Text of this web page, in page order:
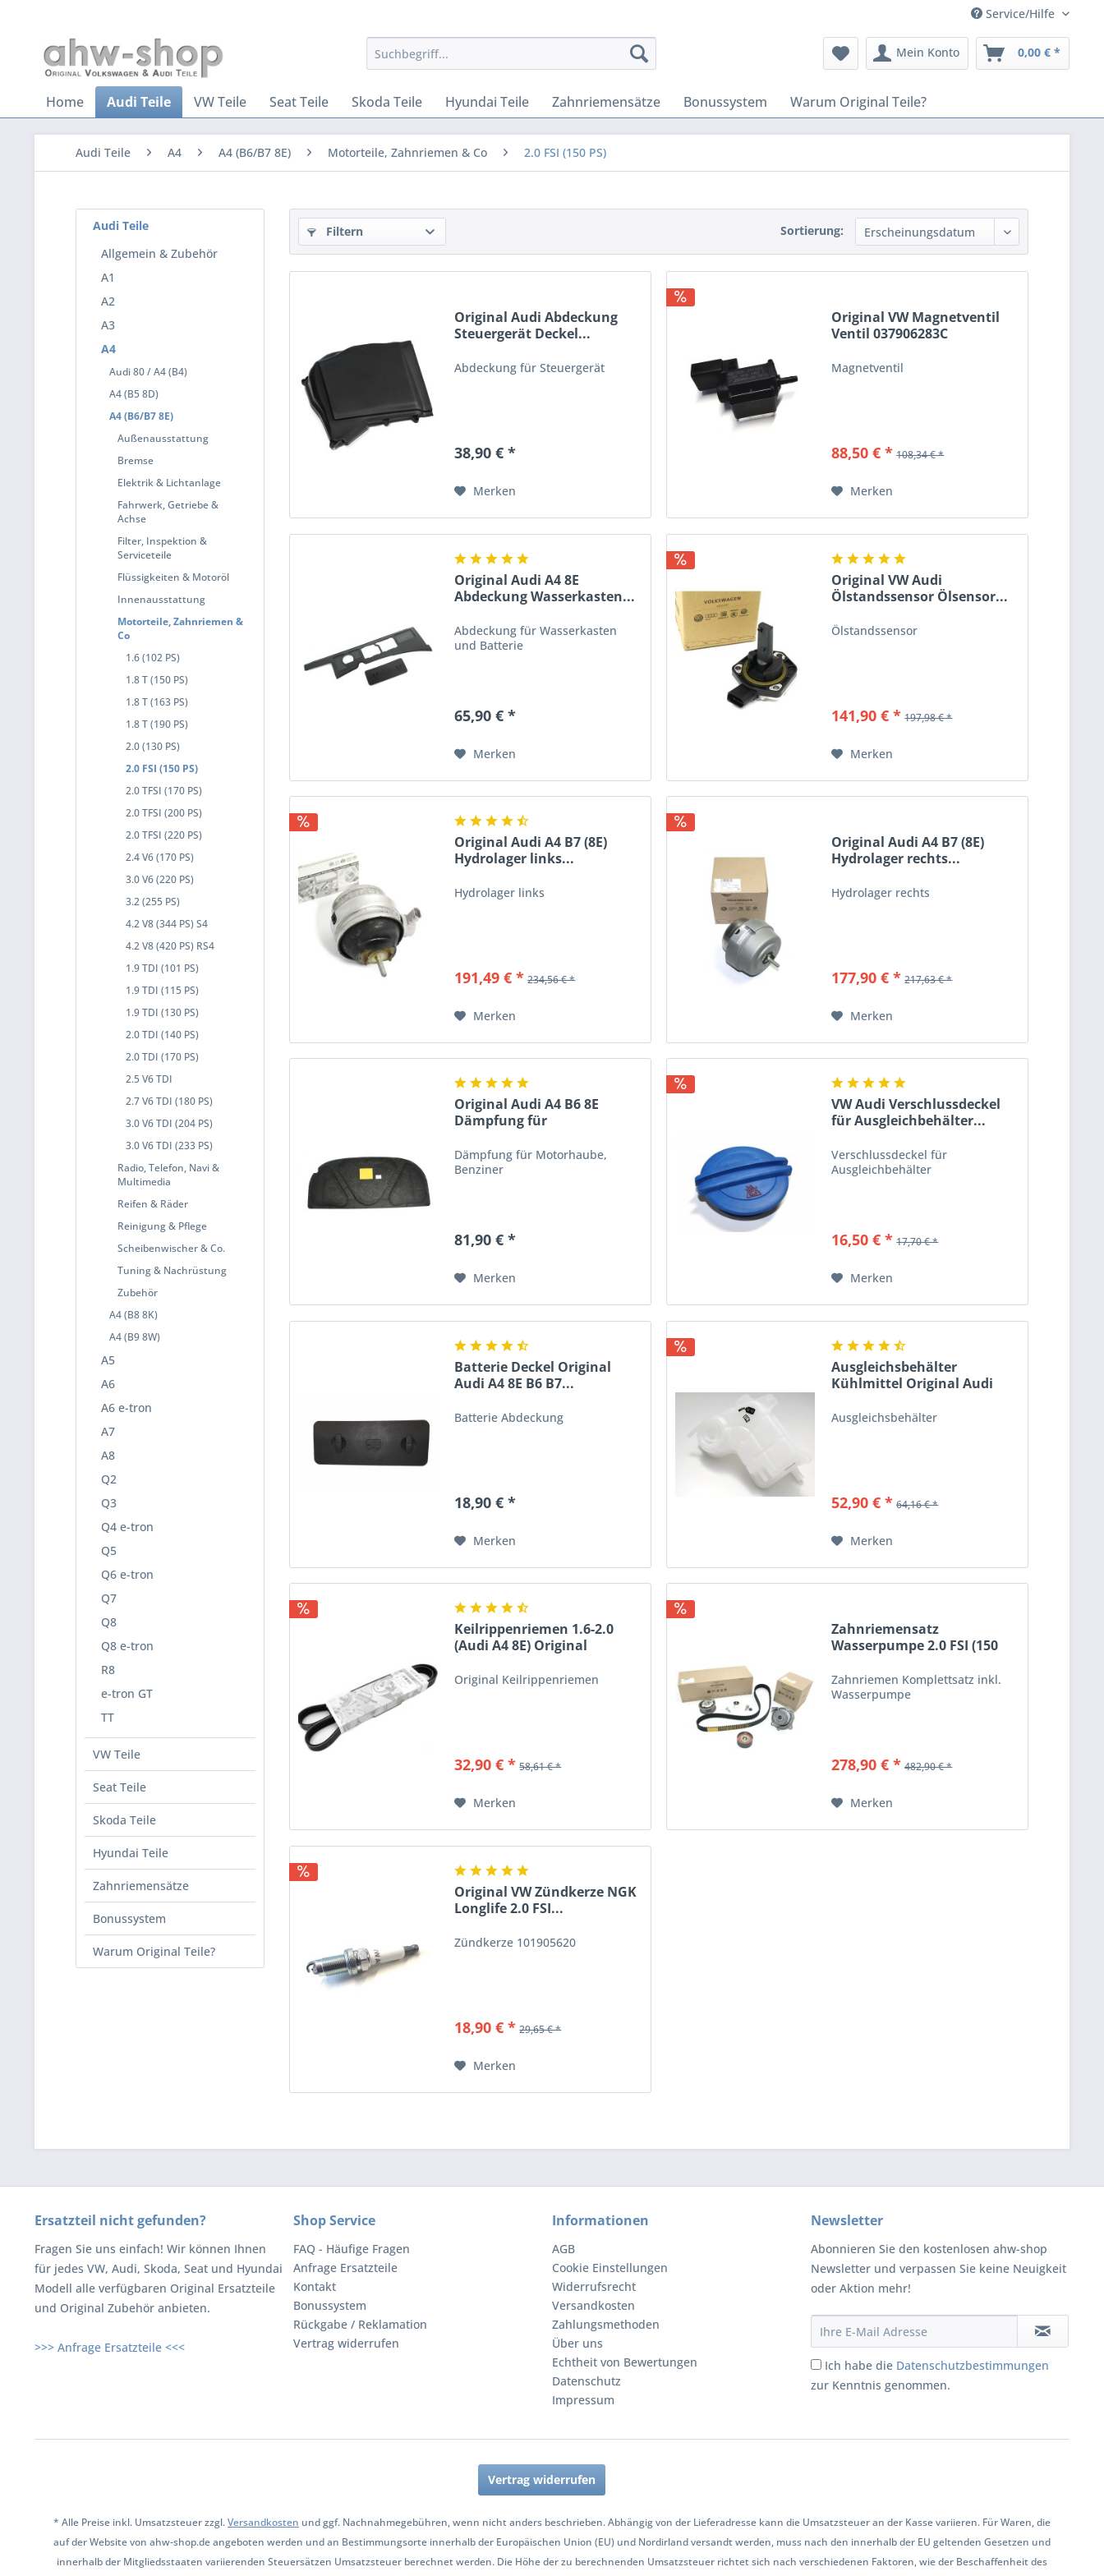
Service/Hilfe
Mein Konto 0,00 € *
Home Audi Teile VW Teile Seat Teile Skoda Teile Hyundai Teile Zahnriemensätze Bonussystem Warum Original Teile?
Audi Teile A4 A4 (B6/B7 8E) Motorteile, Zahnriemen & Co 2.0 FSI (150 PS)
Audi Teile
Allgemein & Zubehör
A1
A2
A3
A4
Audi 80 / A4 (B4)
A4 (B5 8D)
A4 (B6/B7 8E)
Außenausstattung
Bremse
Elektrik & Lichtanlage
Fahrwerk, Getriebe &
Achse
Filter, Inspektion &
Serviceteile
Flüssigkeiten & Motoröl
Innenausstattung
Motorteile, Zahnriemen &
Co
1.6 (102 PS)
1.8 T (150 PS)
1.8 T (163 PS)
1.8 T (190 PS)
2.0 (130 PS)
2.0 FSI (150 PS)
2.0 TFSI (170 PS)
2.0 TFSI (200 PS)
2.0 TFSI (220 PS)
2.4 V6 (170 PS)
3.0 V6 (220 PS)
3.2 (255 PS)
4.2 V8 (344 PS) S4
4.2 V8 (420 PS) RS4
1.9 TDI (101 PS)
1.9 TDI (115 PS)
1.9 TDI (130 PS)
2.0 TDI (140 PS)
2.0 TDI (170 PS)
2.5 V6 TDI
2.7 V6 TDI (180 PS)
3.0 V6 TDI (204 PS)
3.0 V6 TDI (233 PS)
Radio, Telefon, Navi &
Multimedia
Reifen & Räder
Reinigung & Pflege
Scheibenwischer & Co.
Tuning & Nachrüstung
Zubehör
A4 (B8 8K)
A4 (B9 8W)
A5
A6
A6 e-tron
A7
A8
Q2
Q3
Q4 e-tron
Q5
Q6 e-tron
Q7
Q8
Q8 e-tron
R8
e-tron GT
TT
VW Teile
Seat Teile
Skoda Teile
Hyundai Teile
Zahnriemensätze
Bonussystem
Warum Original Teile?
Filtern Sortierung:
Original Audi Abdeckung
Steuergerät Deckel...
Abdeckung für Steuergerät
38,90 € *
Merken
Original VW Magnetventil
Ventil 037906283C
Magnetventil
88,50 € * 108,34 € *
Merken
Original Audi A4 8E
Abdeckung Wasserkasten...
Abdeckung für Wasserkasten
und Batterie
65,90 € *
Merken
Original VW Audi
Ölstandssensor Ölsensor...
Ölstandssensor
141,90 € * 197,98 € *
Merken
Original Audi A4 B7 (8E)
Hydrolager links...
Hydrolager links
191,49 € * 234,56 € *
Merken
Original Audi A4 B7 (8E)
Hydrolager rechts...
Hydrolager rechts
177,90 € * 217,63 € *
Merken
Original Audi A4 B6 8E
Dämpfung für
Dämpfung für Motorhaube,
Benziner
81,90 € *
Merken
VW Audi Verschlussdeckel
für Ausgleichbehälter...
Verschlussdeckel für
Ausgleichbehälter
16,50 € * 17,70 € *
Merken
Batterie Deckel Original
Audi A4 8E B6 B7...
Batterie Abdeckung
18,90 € *
Merken
Ausgleichsbehälter
Kühlmittel Original Audi
Ausgleichsbehälter
52,90 € * 64,16 € *
Merken
Keilrippenriemen 1.6-2.0
(Audi A4 8E) Original
Original Keilrippenriemen
32,90 € * 58,61 € *
Merken
Zahnriemensatz
Wasserpumpe 2.0 FSI (150
Zahnriemen Komplettsatz inkl.
Wasserpumpe
278,90 € * 482,90 € *
Merken
Original VW Zündkerze NGK
Longlife 2.0 FSI...
Zündkerze 101905620
18,90 € * 29,65 € *
Merken
Ersatzteil nicht gefunden?
Fragen Sie uns einfach! Wir können Ihnen
für jedes VW, Audi, Skoda, Seat und Hyundai
Modell alle verfügbaren Original Ersatzteile
und Original Zubehör anbieten.
>>> Anfrage Ersatzteile <<<
Shop Service
FAQ - Häufige Fragen
Anfrage Ersatzteile
Kontakt
Bonussystem
Rückgabe / Reklamation
Vertrag widerrufen
Informationen
AGB
Cookie Einstellungen
Widerrufsrecht
Versandkosten
Zahlungsmethoden
Über uns
Echtheit von Bewertungen
Datenschutz
Impressum
Newsletter
Abonnieren Sie den kostenlosen ahw-shop
Newsletter und verpassen Sie keine Neuigkeit
oder Aktion mehr!
Ich habe die Datenschutzbestimmungen
zur Kenntnis genommen.
Vertrag widerrufen
* Alle Preise inkl. Umsatzsteuer zzgl.Versandkosten und ggf. Nachnahmegebühren, wenn nicht anders beschrieben. Abhängig von der Lieferadresse kann die Umsatzsteuer an der Kasse variieren. Für Waren, die
auf der Website von ahw-shop.de angeboten werden und an Bestimmungsorte innerhalb der Europäischen Union (EU) und Nordirland versandt werden, muss nach den innerhalb der EU geltenden Gesetzen und
innerhalb der Mitgliedsstaaten variierenden Steuersätzen Umsatzsteuer berechnet werden. Die Höhe der zu berechnenden Umsatzsteuer richtet sich nach verschiedenen Faktoren, wie der Beschaffenheit des